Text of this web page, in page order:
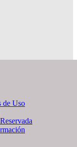
de Uso